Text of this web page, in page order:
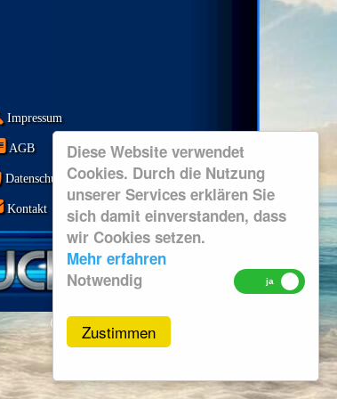
Diese Website verwendet
Cookies. Durch die Nutzung
unserer Services erklären Sie
sich damit einverstanden, dass
wir Cookies setzen.
Mehr erfahren
Notwendig
Zustimmen
Impressum
AGB
Datenschutz
Kontakt
@ copyright 2025 by Ilonka Alpári